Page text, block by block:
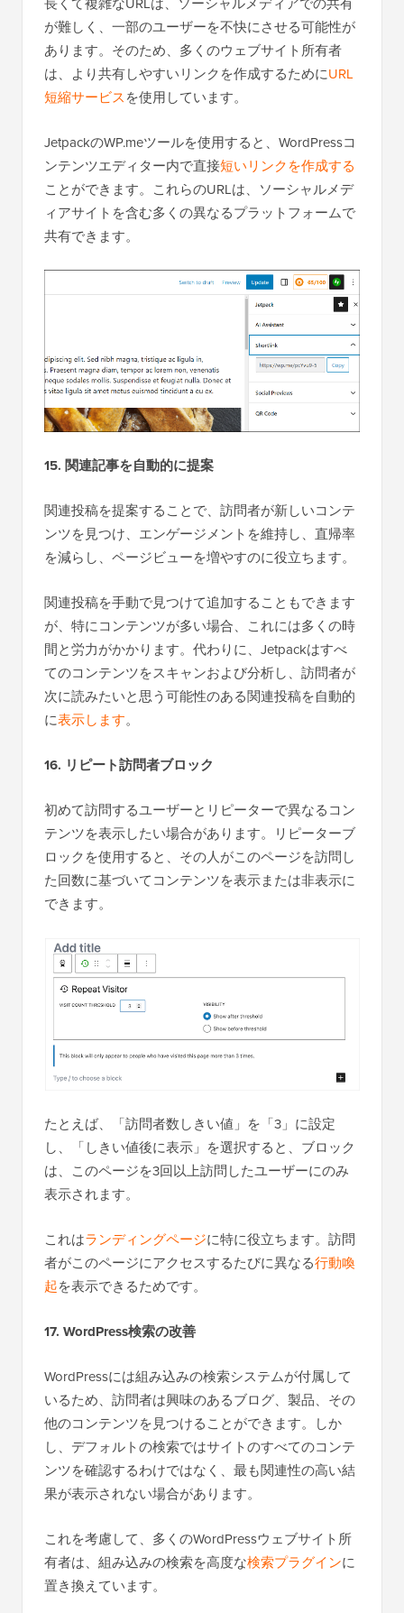
が難しく、一部のユーザーを不快にさせる可能性が
あります。そのため、多くのウェブサイト所有者
は、より共有しやすいリンクを作成するためにURL
短縮サービスを使用しています。
JetpackのWP.meツールを使用すると、WordPressコ
ンテンツエディター内で直接短いリンクを作成する
ことができます。これらのURLは、ソーシャルメデ
ィアサイトを含む多くの異なるプラットフォームで
共有できます。
15. 関連記事を自動的に提案
関連投稿を提案することで、訪問者が新しいコンテ
ンツを見つけ、エンゲージメントを維持し、直帰率
を減らし、ページビューを増やすのに役立ちます。
関連投稿を手動で見つけて追加することもできます
が、特にコンテンツが多い場合、これには多くの時
間と労力がかかります。代わりに、Jetpackはすべ
てのコンテンツをスキャンおよび分析し、訪問者が
次に読みたいと思う可能性のある関連投稿を自動的
に表示します。
16. リピート訪問者ブロック
初めて訪問するユーザーとリピーターで異なるコン
テンツを表示したい場合があります。リピーターブ
ロックを使用すると、その人がこのページを訪問し
た回数に基づいてコンテンツを表示または非表示に
できます。
たとえば、「訪問者数しきい値」を「3」に設定
し、「しきい値後に表示」を選択すると、ブロック
は、このページを3回以上訪問したユーザーにのみ
表示されます。
これはランディングページに特に役立ちます。訪問
者がこのページにアクセスするたびに異なる行動喚
起を表示できるためです。
17. WordPress検索の改善
WordPressには組み込みの検索システムが付属して
いるため、訪問者は興味のあるブログ、製品、その
他のコンテンツを見つけることができます。しか
し、デフォルトの検索ではサイトのすべてのコンテ
ンツを確認するわけではなく、最も関連性の高い結
果が表示されない場合があります。
これを考慮して、多くのWordPressウェブサイト所
有者は、組み込みの検索を高度な検索プラグインに
置き換えています。